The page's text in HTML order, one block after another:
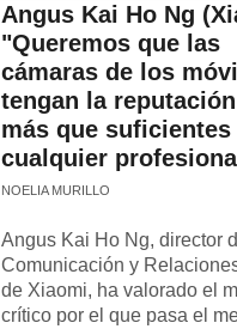
Angus Kai Ho Ng
"Queremos que las
cámaras de los
tengan la
más que suficientes
cualquier
NOELIA MURILLO
Angus Kai Ho Ng, director
Comunicación y
de Xiaomi, ha valorado el
crítico por el que pasa el